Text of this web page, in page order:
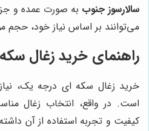
سالارسوز جنوب به صورت عمده و
می‌توانند بر اساس نیاز خود، حجم
راهنمای خرید زغال
خرید زغال سکه ای درجه یک،
است. در واقع، انتخاب زغال
کیفیت و تجربه استفاده از آن